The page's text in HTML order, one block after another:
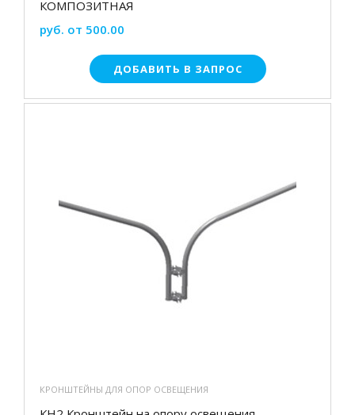
КОМПОЗИТНАЯ
руб. от 500.00
ДОБАВИТЬ В ЗАПРОС
КРОНШТЕЙНЫ ДЛЯ ОПОР ОСВЕЩЕНИЯ